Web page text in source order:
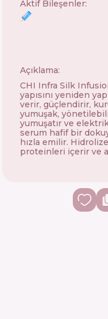
Aktif Bileşenler:
Açıklama:
CHI Infra Silk
yapısını yeniden
verir, güçlendirir,
yumuşak,
yumuşatır ve
serum hafif bir
hızla emilir.
proteinleri içerir ve